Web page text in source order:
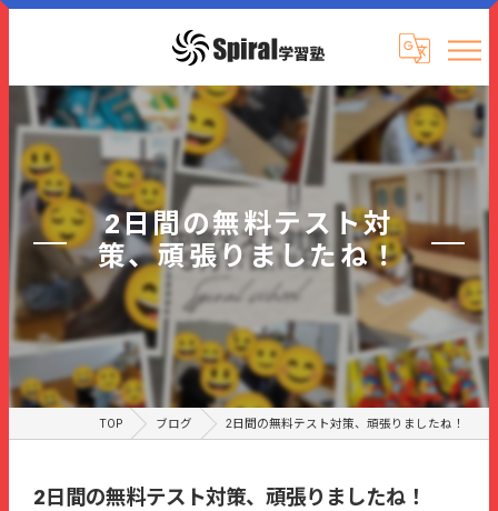
2日間の無料テスト対
策、頑張りましたね！
TOP ブログ 2日間の無料テスト対策、頑張りましたね！
2日間の無料テスト対策、頑張りましたね！